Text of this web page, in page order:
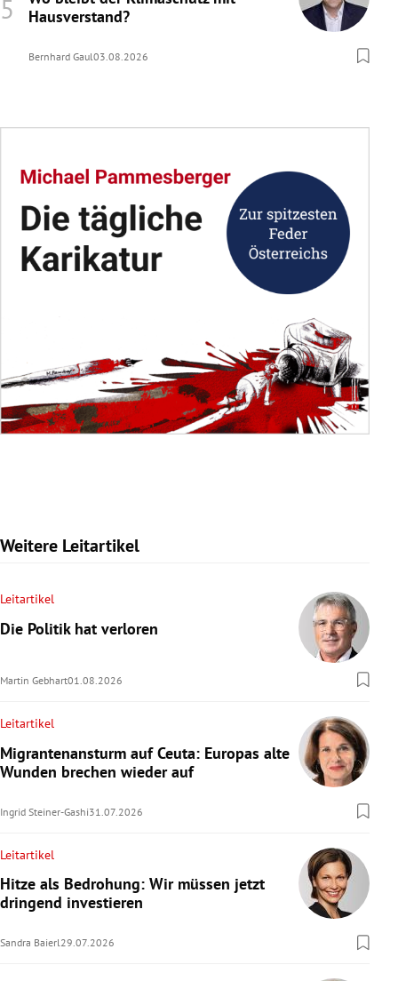
Hausverstand?
Bernhard Gaul03.08.2026
Weitere Leitartikel
Leitartikel
Die Politik hat verloren
Martin Gebhart01.08.2026
Leitartikel
Migrantenansturm auf Ceuta: Europas alte
Wunden brechen wieder auf
Ingrid Steiner-Gashi31.07.2026
Leitartikel
Hitze als Bedrohung: Wir müssen jetzt
dringend investieren
Sandra Baierl29.07.2026